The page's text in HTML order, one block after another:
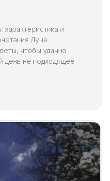
характеристика и
Луна
чтобы удачно
день не подходящее